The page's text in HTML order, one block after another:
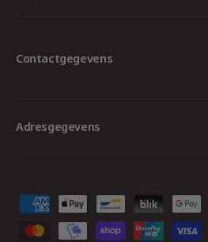
Contactgegevens
Adresgegevens